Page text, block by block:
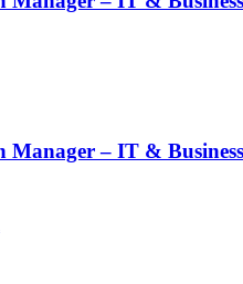
Manager – IT &